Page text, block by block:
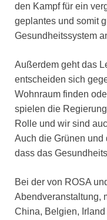
den Kampf für ein
geplantes und somit
Gesundheitssystem
Außerdem geht das
entscheiden sich
Wohnraum finden
spielen die
Rolle und wir sind
Auch die Grünen und
dass das
Bei der von ROSA
Abendveranstaltung,
China, Belgien,